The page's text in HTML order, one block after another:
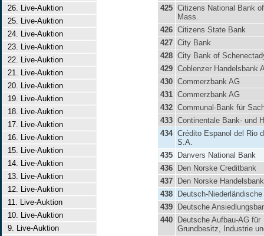
26. Live-Auktion
25. Live-Auktion
24. Live-Auktion
23. Live-Auktion
22. Live-Auktion
21. Live-Auktion
20. Live-Auktion
19. Live-Auktion
18. Live-Auktion
17. Live-Auktion
16. Live-Auktion
15. Live-Auktion
14. Live-Auktion
13. Live-Auktion
12. Live-Auktion
11. Live-Auktion
10. Live-Auktion
9. Live-Auktion
425 Citizens National Bank
Mass.
426 Citizens State Bank
427 City Bank
428 City Bank of
429 Coblenzer Handelsbank
430 Commerzbank AG
431 Commerzbank AG
432 Communal-Bank für
433 Continentale Bank- und
434 Crédito Espanol del Rio
S.A.
435
Danvers National Bank
436
Den Norske Creditbank
437
Den Norske
438
Deutsch-
439
Deutsche
440
Deutsche Aufbau-AG für
Grundbesitz, Industrie